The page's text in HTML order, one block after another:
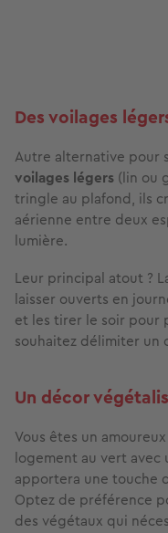
Des voilages
Autre alternative pour
voilages légers (lin ou
tringle au plafond, ils
aérienne entre deux
lumière.
Leur principal atout ?
laisser ouverts en
et les tirer le soir pour
souhaitez délimiter un
Un décor
Vous êtes un
logement au vert avec
apportera une touche
Optez de préférence
des végétaux qui